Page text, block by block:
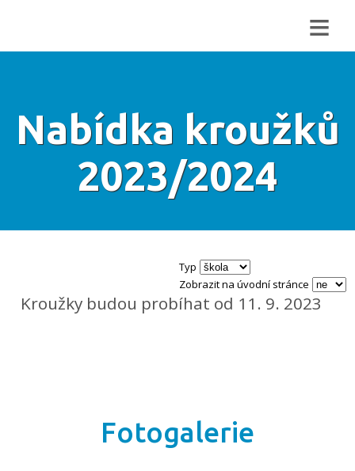
≡
Nabídka kroužků
2023/2024
Typ
Zobrazit na úvodní stránce
Kroužky budou probíhat od 11. 9. 2023
Fotogalerie